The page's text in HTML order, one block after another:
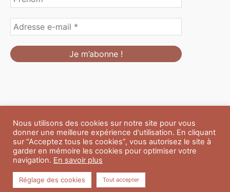
Formulaire de personnalisation Contact
Boutique
Blog
CGV
Mentions Légales
Politique de confidentialité
A propos
Copyright © 2026 Du Soleil et des Paillettes
Nous utilisons des cookies sur notre site pour vous
donner une meilleure expérience d'utilisation. En cliquant
sur “Acceptez tous les cookies”, vous autorisez le site à
garder en mémoire les cookies pour optimiser votre
navigation. En savoir plus
Réglage des cookies Tout accepter